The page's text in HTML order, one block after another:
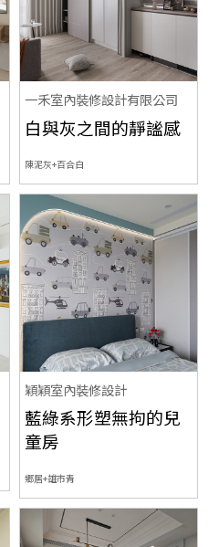
一禾室內裝修設計有限公司
白與灰之間的靜謐感
陳泥灰+百合白
穎穎室內裝修設計
藍綠系形塑無拘的兒
童房
鄉居+雄市青